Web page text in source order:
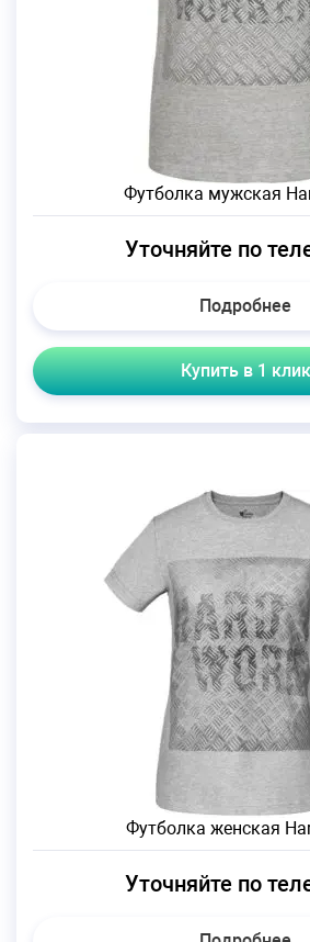
Футболка мужская
Уточняйте по
Подробнее
Купить в 1 клик
Футболка женская
Уточняйте по